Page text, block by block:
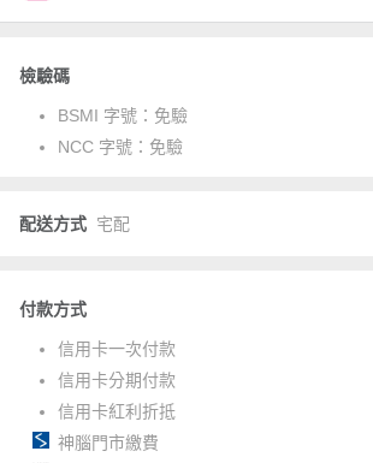
檢驗碼
BSMI 字號： 免驗
NCC 字號： 免驗
配送方式 宅配
付款方式
信用卡一次付款
信用卡分期付款
信用卡紅利折抵
神腦門市繳費